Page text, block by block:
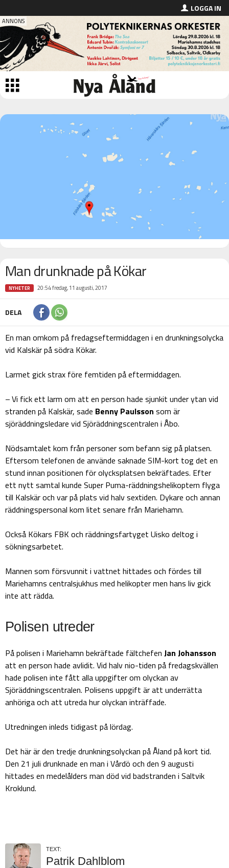
LOGGA IN
Man drunknade på Kökar
NYHETER 20:54 fredag, 11 augusti, 2017
DELA
En man omkom på fredagseftermiddagen i en drunkningsolycka
vid Kalskär på södra Kökar.
Larmet gick strax före femtiden på eftermiddagen.
– Vi fick ett larm om att en person hade sjunkit under ytan vid
stranden på Kalskär, sade Benny Paulsson som är
sjöräddningsledare vid Sjöräddningscentralen i Åbo.
Nödsamtalet kom från personer som befann sig på platsen.
Eftersom telefonen de använde saknade SIM-kort tog det en
stund innan positionen för olycksplatsen bekräftades. Efter
ett nytt samtal kunde Super Puma-räddningshelikoptern flyga
till Kalskär och var på plats vid halv sextiden. Dykare och annan
räddningspersonal kom litet senare från Mariehamn.
Också Kökars FBK och räddningsfartyget Uisko deltog i
sökningsarbetet.
Mannen som försvunnit i vattnet hittades och fördes till
Mariehamns centralsjukhus med helikopter men hans liv gick
inte att rädda.
Polisen utreder
På polisen i Mariehamn bekräftade fältchefen Jan Johansson
att en person hade avlidit. Vid halv nio-tiden på fredagskvällen
hade polisen inte fått alla uppgifter om olyckan av
Sjöräddningscentralen. Polisens uppgift är att underrätta
anhöriga och att utreda hur olyckan inträffade.
Utredningen inleds tidigast på lördag.
Det här är den tredje drunkningsolyckan på Åland på kort tid.
Den 21 juli drunknade en man i Vårdö och den 9 augusti
hittades en medelålders man död vid badstranden i Saltvik
Kroklund.
TEXT:
Patrik Dahlblom